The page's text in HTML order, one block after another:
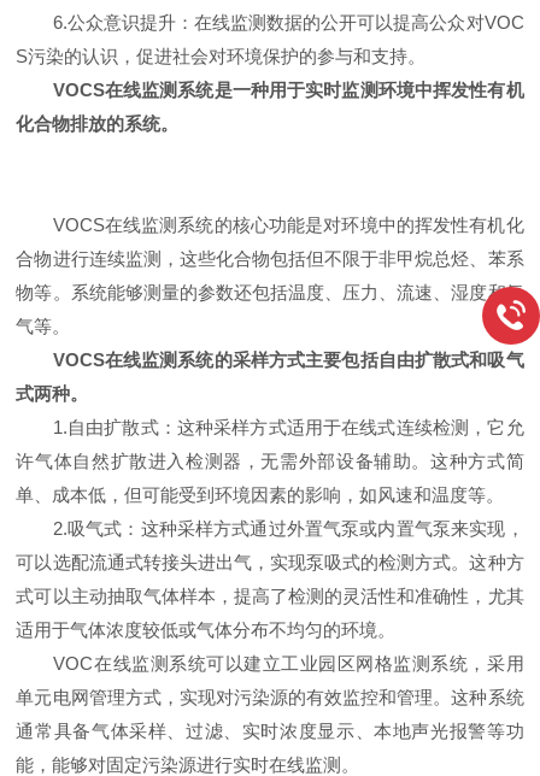
6.公众意识提升：在线监测数据的公开可以提高公众对VOC
S污染的认识，促进社会对环境保护的参与和支持。
VOCS在线监测系统是一种用于实时监测环境中挥发性有机
化合物排放的系统。
VOCS在线监测系统的核心功能是对环境中的挥发性有机化
合物进行连续监测，这些化合物包括但不限于非甲烷总烃、苯系
物等。系统能够测量的参数还包括温度、压力、流速、湿度和氧
气等。
VOCS在线监测系统的采样方式主要包括自由扩散式和吸气
式两种。
1.自由扩散式：这种采样方式适用于在线式连续检测，它允
许气体自然扩散进入检测器，无需外部设备辅助。这种方式简
单、成本低，但可能受到环境因素的影响，如风速和温度等。
2.吸气式：这种采样方式通过外置气泵或内置气泵来实现，
可以选配流通式转接头进出气，实现泵吸式的检测方式。这种方
式可以主动抽取气体样本，提高了检测的灵活性和准确性，尤其
适用于气体浓度较低或气体分布不均匀的环境。
VOC在线监测系统可以建立工业园区网格监测系统，采用
单元电网管理方式，实现对污染源的有效监控和管理。这种系统
通常具备气体采样、过滤、实时浓度显示、本地声光报警等功
能，能够对固定污染源进行实时在线监测。